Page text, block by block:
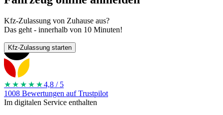
Kfz-Zulassung von Zuhause aus?
Das geht - innerhalb von 10 Minuten!
Kfz-Zulassung starten
★★★★ ★4,8 / 5
1008 Bewertungen auf Trustpilot
Im digitalen Service enthalten